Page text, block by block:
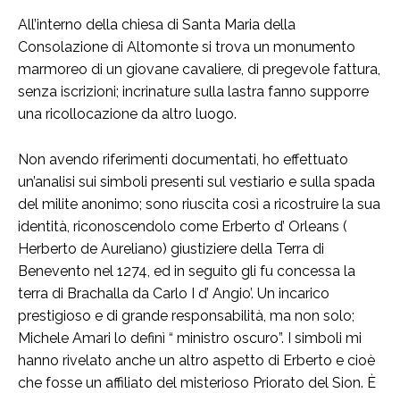
All’interno della chiesa di Santa Maria della
Consolazione di Altomonte si trova un monumento
marmoreo di un giovane cavaliere, di pregevole fattura,
senza iscrizioni; incrinature sulla lastra fanno supporre
una ricollocazione da altro luogo.
Non avendo riferimenti documentati, ho effettuato
un’analisi sui simboli presenti sul vestiario e sulla spada
del milite anonimo; sono riuscita così a ricostruire la sua
identità, riconoscendolo come Erberto d’ Orleans (
Herberto de Aureliano) giustiziere della Terra di
Benevento nel 1274, ed in seguito gli fu concessa la
terra di Brachalla da Carlo I d’ Angio’. Un incarico
prestigioso e di grande responsabilità, ma non solo;
Michele Amari lo definì “ ministro oscuro”. I simboli mi
hanno rivelato anche un altro aspetto di Erberto e cioè
che fosse un affiliato del misterioso Priorato del Sion. È